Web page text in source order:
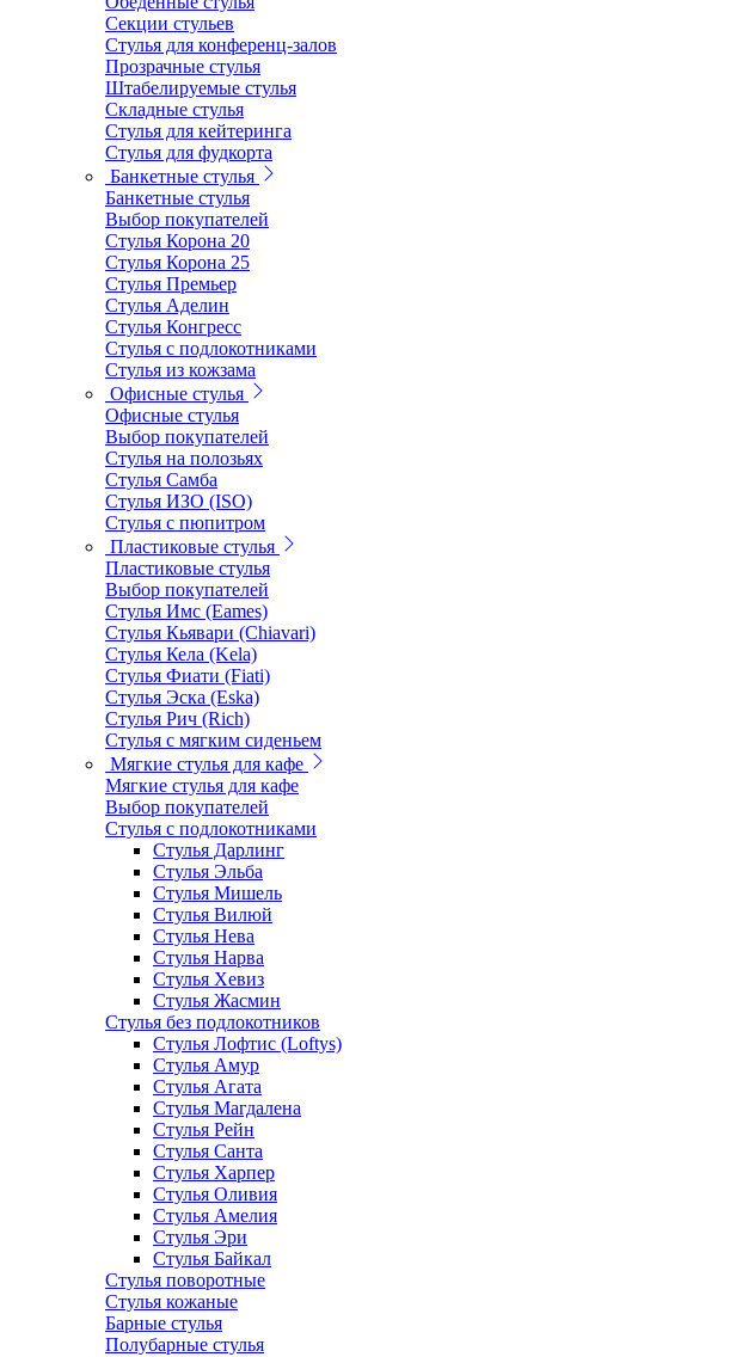
Секции стульев
Стулья для конференц-залов
Прозрачные стулья
Штабелируемые стулья
Складные стулья
Стулья для кейтеринга
Стулья для фудкорта
Банкетные стулья
Банкетные стулья
Выбор покупателей
Стулья Корона 20
Стулья Корона 25
Стулья Премьер
Стулья Аделин
Стулья Конгресс
Стулья с подлокотниками
Стулья из кожзама
Офисные стулья
Офисные стулья
Выбор покупателей
Стулья на полозьях
Стулья Самба
Стулья ИЗО (ISO)
Стулья с пюпитром
Пластиковые стулья
Пластиковые стулья
Выбор покупателей
Стулья Имс (Eames)
Стулья Кьявари (Chiavari)
Стулья Кела (Kela)
Стулья Фиати (Fiati)
Стулья Эска (Eska)
Стулья Рич (Rich)
Стулья с мягким сиденьем
Мягкие стулья для кафе
Мягкие стулья для кафе
Выбор покупателей
Стулья с подлокотниками
Стулья Дарлинг
Стулья Эльба
Стулья Мишель
Стулья Вилюй
Стулья Нева
Стулья Нарва
Стулья Хевиз
Стулья Жасмин
Стулья без подлокотников
Стулья Лофтис (Loftys)
Стулья Амур
Стулья Агата
Стулья Магдалена
Стулья Рейн
Стулья Санта
Стулья Харпер
Стулья Оливия
Стулья Амелия
Стулья Эри
Стулья Байкал
Стулья поворотные
Стулья кожаные
Барные стулья
Полубарные стулья